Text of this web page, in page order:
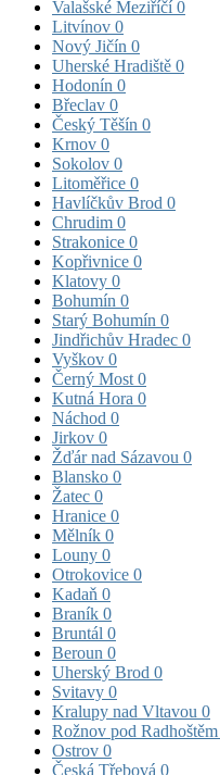
Valašské Meziříčí0
Litvínov 0
Nový Jičín 0
Uherské Hradiště 0
Hodonín 0
Břeclav 0
Český Těšín 0
Krnov 0
Sokolov 0
Litoměřice 0
Havlíčkův Brod 0
Chrudim 0
Strakonice 0
Kopřivnice 0
Klatovy 0
Bohumín 0
Starý Bohumín 0
Jindřichův Hradec 0
Vyškov 0
Černý Most 0
Kutná Hora 0
Náchod 0
Jirkov 0
Žďár nad Sázavou 0
Blansko 0
Žatec 0
Hranice 0
Mělník 0
Louny 0
Otrokovice 0
Kadaň 0
Braník 0
Bruntál 0
Beroun 0
Uherský Brod 0
Svitavy 0
Kralupy nad Vltavou 0
Rožnov pod Radhoštěm
Ostrov 0
Česká Třebová 0